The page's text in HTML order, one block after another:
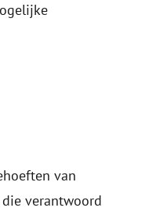
van
verantwoord